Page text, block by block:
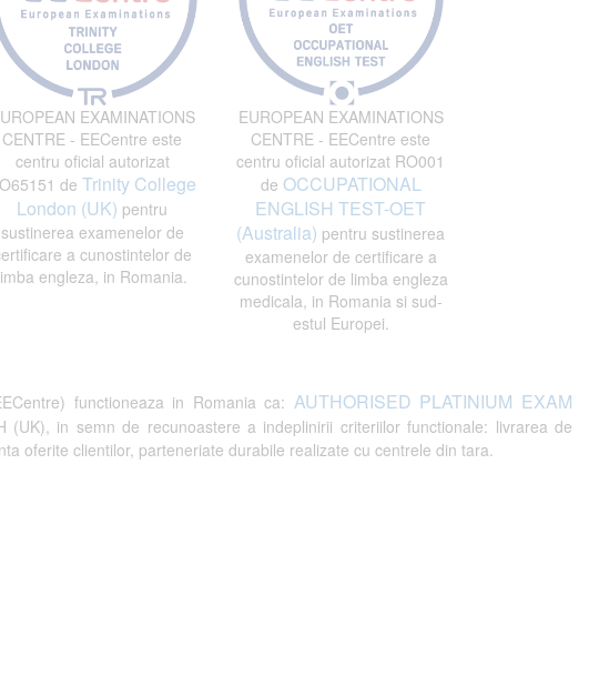
EXAMINATIONS
CENTRE - EECentre este
centru oficial autorizat
de Trinity College
London (UK) pentru
sustinerea examenelor de
a cunostintelor de
engleza, in Romania.
EUROPEAN EXAMINATIONS
CENTRE - EECentre este
centru oficial autorizat RO001
de OCCUPATIONAL
ENGLISH TEST-OET
(Australia) pentru sustinerea
examenelor de certificare a
cunostintelor de limba engleza
medicala, in Romania si sud-
estul Europei.
functioneaza in Romania ca: AUTHORISED PLATINIUM EXAM
(UK), in semn de recunoastere a indeplinirii criteriilor functionale: livrarea de
oferite clientilor, parteneriate durabile realizate cu centrele din tara.